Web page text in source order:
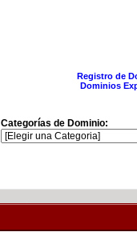
Registro de
Dominios
Categorías de Dominio: